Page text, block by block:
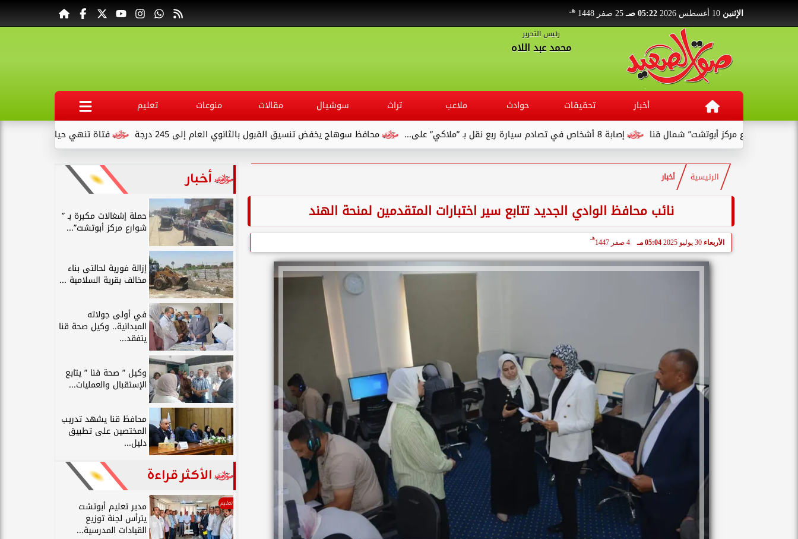
الإثنين 05:22 صـ 25 صفر 1448 هـ
رئيس التحرير
محمد عبد اللاه
أخبار تحقيقات حوادث ملاعب تراث سوشيال مقالات منوعات
تعليم
فتاة تنهي حياتها بسبب انفصال
محافظ سوهاج يخفض تنسيق القبول بالثانوي العام إلى 245 درجة إصابة 8 أشخاص في تصادم سيارة ربع نقل بـ ”ملاكي” على... مركز أبوتشت” شمال قنا
الرئيسية أخبار
نائب محافظ الوادي الجديد تتابع سير اختبارات المتقدمين لمنحة الهند
الأربعاء 30 يوليو 2025 05:04 مـ 4 صفر 1447
هـ
أخبار
حملة إشغالات مكبرة بـ ”
شوارع مركز أبوتشت”...
إزالة فورية لحالتى بناء
مخالف بقرية السلامية ...
في أولى جولاته
الميدانية.. وكيل صحة قنا
يتفقد...
وكيل ” صحة قنا ” يتابع
الإستقبال والعمليات...
محافظ قنا يشهد تدريب
المختصين على تطبيق
دليل...
الأكثر قراءة
تعليم مدير تعليم أبوتشت
يترأس لجنة توزيع
القيادات المدرسية...